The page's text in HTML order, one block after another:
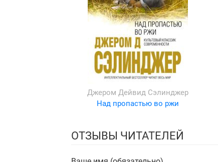
Джером Дейвид Сэлинджер
Над пропастью во ржи
ОТЗЫВЫ ЧИТАТЕЛЕЙ